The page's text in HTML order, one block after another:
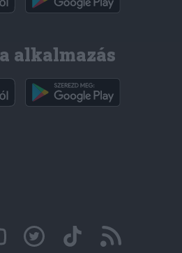
alkalmazás